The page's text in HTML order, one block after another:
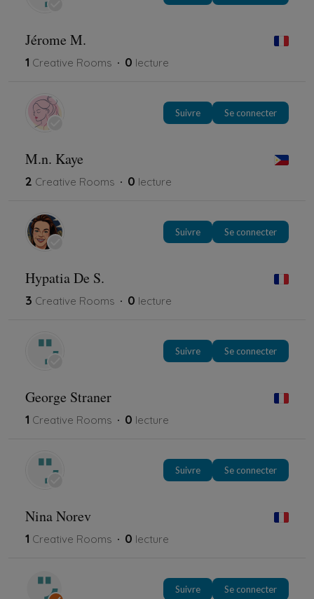
Jérome M.
1 Creative Rooms 0 lecture
Suivre Se connecter
M.n. Kaye
2 Creative Rooms 0 lecture
Suivre Se connecter
Hypatia De S.
3 Creative Rooms 0 lecture
Suivre Se connecter
George Straner
1 Creative Rooms 0 lecture
Suivre Se connecter
Nina Norev
1 Creative Rooms 0 lecture
Suivre Se connecter